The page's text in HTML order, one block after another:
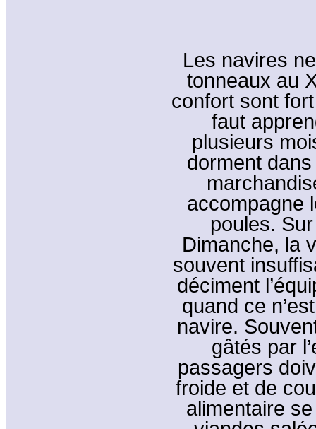
Les navires
tonneaux au
confort sont
faut
plusieurs
dorment
accompagne
poules.
Dimanche, la
souvent
déciment
quand ce
navire.
gâtés par
passagers
froide et de
alimentaire